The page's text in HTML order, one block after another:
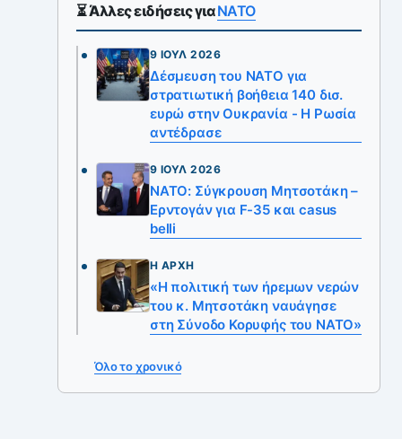
⏳ Άλλες ειδήσεις γιαΝΑΤΟ
9 ΙΟΎΛ 2026
Δέσμευση του NATO για
στρατιωτική βοήθεια 140 δισ.
ευρώ στην Ουκρανία - Η Ρωσία
αντέδρασε
9 ΙΟΎΛ 2026
ΝΑΤΟ: Σύγκρουση Μητσοτάκη –
Ερντογάν για F-35 και casus
belli
Η ΑΡΧΉ
«Η πολιτική των ήρεμων νερών
του κ. Μητσοτάκη ναυάγησε
στη Σύνοδο Κορυφής του ΝΑΤΟ»
Όλο το χρονικό